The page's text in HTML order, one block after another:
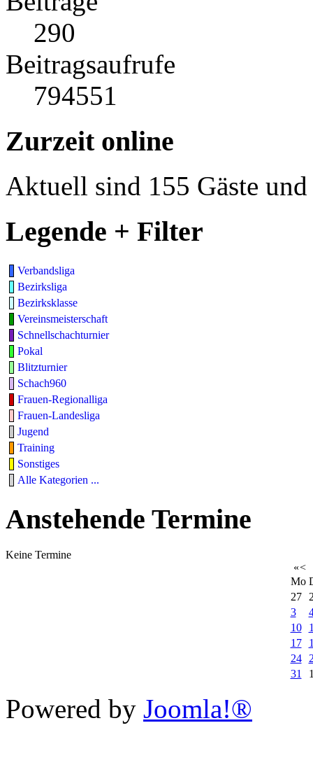
290
Beitragsaufrufe
794551
Zurzeit online
Aktuell sind 155 Gäste
Legende + Filter
Verbandsliga
Bezirksliga
Bezirksklasse
Vereinsmeisterschaft
Schnellschachturnier
Pokal
Blitzturnier
Schach960
Frauen-Regionalliga
Frauen-Landesliga
Jugend
Training
Sonstiges
Alle Kategorien ...
Anstehende Termine
Keine Termine
«<
Mo
27
3
10
17
24
31
Powered by Joomla!®